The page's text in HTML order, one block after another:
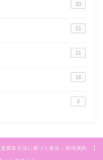
20
21
21
16
4
定商取引法に基づく表示 / 利用規約